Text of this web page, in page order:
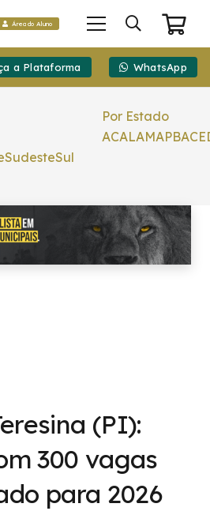
Área do Aluno
a Plataforma WhatsApp
SudesteSul
Por Estado
ACALAMAPBACE
(PI):
300 vagas
para 2026